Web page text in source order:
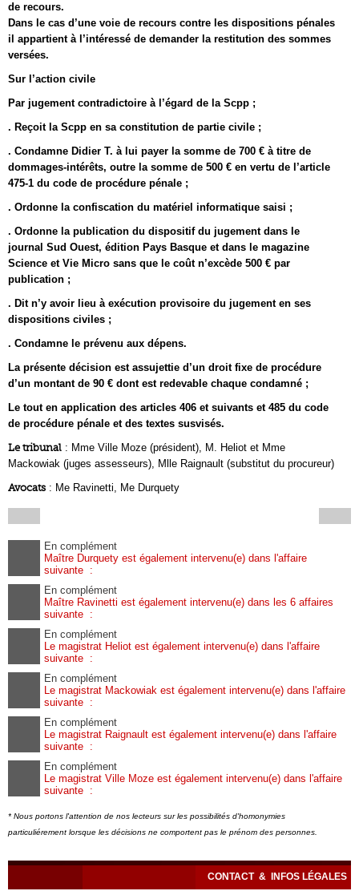
de recours.
Dans le cas d’une voie de recours contre les dispositions pénales
il appartient à l’intéressé de demander la restitution des sommes
versées.
Sur l’action civile
Par jugement contradictoire à l’égard de la Scpp ;
. Reçoit la Scpp en sa constitution de partie civile ;
. Condamne Didier T. à lui payer la somme de 700 € à titre de
dommages-intérêts, outre la somme de 500 € en vertu de l’article
475-1 du code de procédure pénale ;
. Ordonne la confiscation du matériel informatique saisi ;
. Ordonne la publication du dispositif du jugement dans le
journal Sud Ouest, édition Pays Basque et dans le magazine
Science et Vie Micro sans que le coût n’excède 500 € par
publication ;
. Dit n’y avoir lieu à exécution provisoire du jugement en ses
dispositions civiles ;
. Condamne le prévenu aux dépens.
La présente décision est assujettie d’un droit fixe de procédure
d’un montant de 90 € dont est redevable chaque condamné ;
Le tout en application des articles 406 et suivants et 485 du code
de procédure pénale et des textes susvisés.
Le tribunal : Mme Ville Moze (président), M. Heliot et Mme
Mackowiak (juges assesseurs), Mlle Raignault (substitut du procureur)
Avocats : Me Ravinetti, Me Durquety
En complément
Maître Durquety est également intervenu(e) dans l'affaire
suivante :
En complément
Maître Ravinetti est également intervenu(e) dans les 6 affaires
suivante :
En complément
Le magistrat Heliot est également intervenu(e) dans l'affaire
suivante :
En complément
Le magistrat Mackowiak est également intervenu(e) dans l'affaire
suivante :
En complément
Le magistrat Raignault est également intervenu(e) dans l'affaire
suivante :
En complément
Le magistrat Ville Moze est également intervenu(e) dans l'affaire
suivante :
* Nous portons l'attention de nos lecteurs sur les possibilités d'homonymies
particuliérement lorsque les décisions ne comportent pas le prénom des personnes.
CONTACT & INFOS LÉGALES